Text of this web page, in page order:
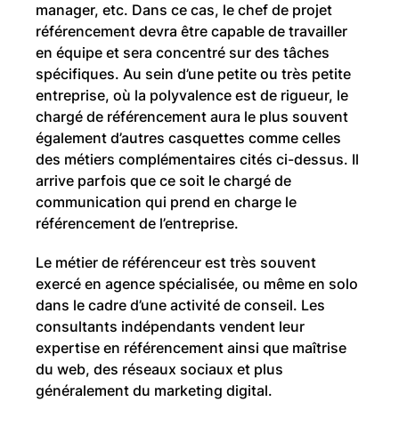
manager, etc. Dans ce cas, le chef de projet
référencement devra être capable de travailler
en équipe et sera concentré sur des tâches
spécifiques. Au sein d’une petite ou très petite
entreprise, où la polyvalence est de rigueur, le
chargé de référencement aura le plus souvent
également d’autres casquettes comme celles
des métiers complémentaires cités ci-dessus. Il
arrive parfois que ce soit le chargé de
communication qui prend en charge le
référencement de l’entreprise.
Le métier de référenceur est très souvent
exercé en agence spécialisée, ou même en solo
dans le cadre d’une activité de conseil. Les
consultants indépendants vendent leur
expertise en référencement ainsi que maîtrise
du web, des réseaux sociaux et plus
généralement du marketing digital.